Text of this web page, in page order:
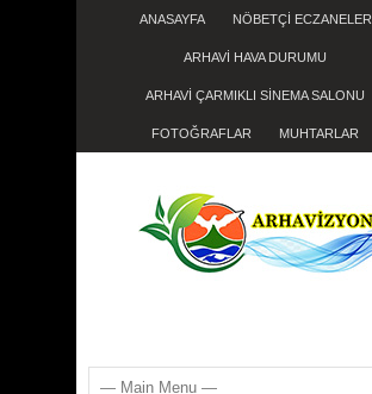
ANASAYFA NÖBETÇİ ECZANELER
ARHAVİ HAVA DURUMU
ARHAVİ ÇARMIKLI SİNEMA SALONU
FOTOĞRAFLAR MUHTARLAR